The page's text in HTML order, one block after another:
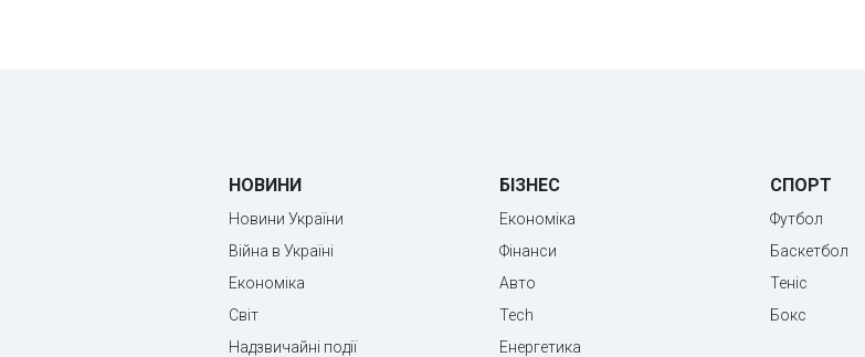
НОВИНИ
Новини України
Війна в Україні
Економіка
Світ
Надзвичайні події
БІЗНЕС
Економіка
Фінанси
Авто
Tech
Енергетика
СПОРТ
Футбол
Баскетбол
Теніс
Бокс